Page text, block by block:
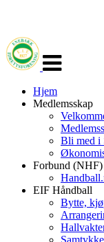
navigasjon
Hjem
Medlemsskap
Bli med i
Forbund (NHF)
EIF Håndball
Bytte,